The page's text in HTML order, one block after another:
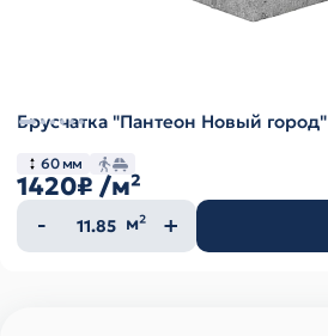
Брусчатка "Пантеон Новый
60 мм
1420₽ /м²
Количество
товара
м²